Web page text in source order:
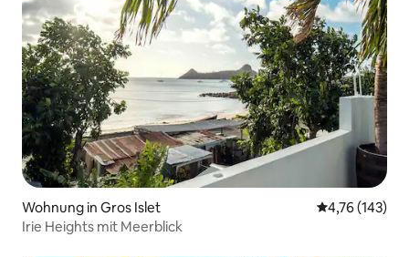
Wohnung in Gros Islet
4,76 (143)
Irie Heights mit Meerblick